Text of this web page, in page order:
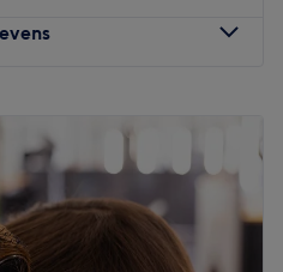
08:30
08:30
16:00
08:30–16:00
09:00 – 12:00